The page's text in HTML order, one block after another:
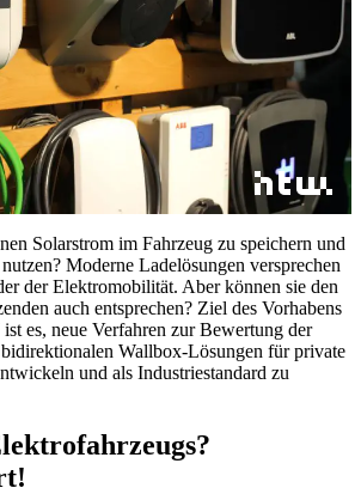
Solarstrom im Fahrzeug zu speichern und
Moderne Ladelösungen versprechen
der Elektromobilität. Aber können sie den
auch entsprechen? Ziel des Vorhabens
es, neue Verfahren zur Bewertung der
Wallbox-Lösungen für private
und als Industriestandard zu